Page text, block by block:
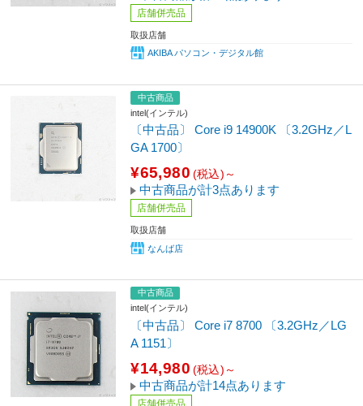
店舗併売品
取扱店舗
AKIBA パソコン・デジタル館
中古商品
intel(インテル)
〔中古品〕 Core i9 14900K 〔3.2GHz／L
GA 1700〕
¥65,980 (税込)～
中古商品が計3点あります
店舗併売品
取扱店舗
なんば店
中古商品
intel(インテル)
〔中古品〕 Core i7 8700 〔3.2GHz／LG
A 1151〕
¥14,980 (税込)～
中古商品が計14点あります
店舗併売品